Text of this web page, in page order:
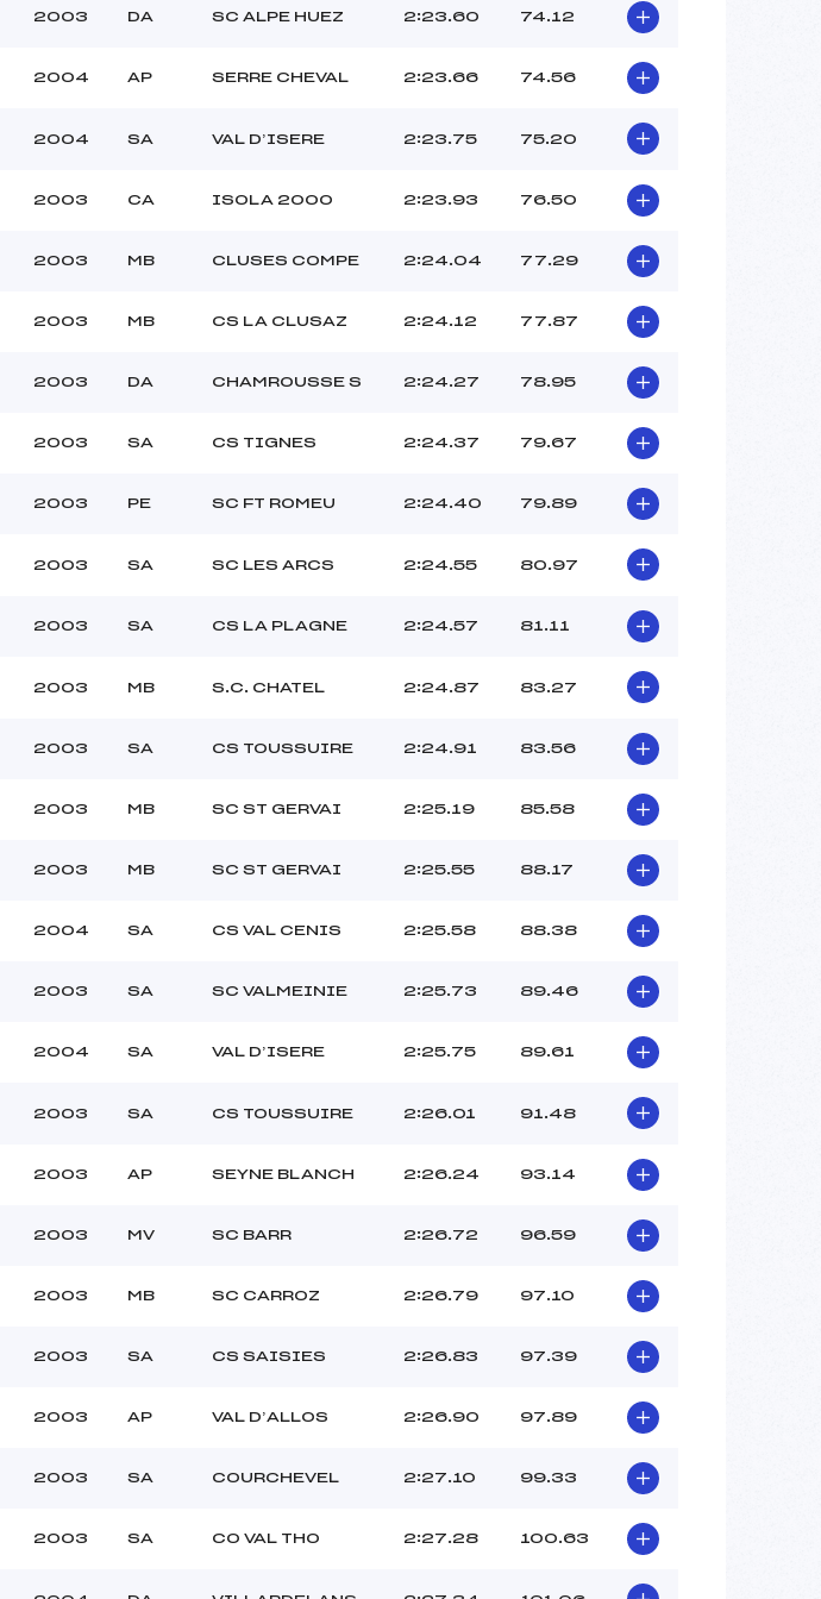
2003 DA SC ALPE HUEZ 2:23.60 74.12
2004 AP SERRE CHEVAL 2:23.66 74.56
2004 SA VAL D’ISERE 2:23.75 75.20
2003 CA ISOLA 2000 2:23.93 76.50
2003 MB CLUSES COMPE 2:24.04 77.29
2003 MB CS LA CLUSAZ 2:24.12 77.87
2003 DA CHAMROUSSE S 2:24.27 78.95
2003 SA CS TIGNES 2:24.37 79.67
2003 PE SC FT ROMEU 2:24.40 79.89
2003 SA SC LES ARCS 2:24.55 80.97
2003 SA CS LA PLAGNE 2:24.57 81.11
2003 MB S.C. CHATEL 2:24.87 83.27
2003 SA CS TOUSSUIRE 2:24.91 83.56
2003 MB SC ST GERVAI 2:25.19 85.58
2003 MB SC ST GERVAI 2:25.55 88.17
2004 SA CS VAL CENIS 2:25.58 88.38
2003 SA SC VALMEINIE 2:25.73 89.46
2004 SA VAL D’ISERE 2:25.75 89.61
2003 SA CS TOUSSUIRE 2:26.01 91.48
2003 AP SEYNE BLANCH 2:26.24 93.14
2003 MV SC BARR 2:26.72 96.59
2003 MB SC CARROZ 2:26.79 97.10
2003 SA CS SAISIES 2:26.83 97.39
2003 AP VAL D’ALLOS 2:26.90 97.89
2003 SA COURCHEVEL 2:27.10 99.33
2003 SA CO VAL THO 2:27.28 100.63